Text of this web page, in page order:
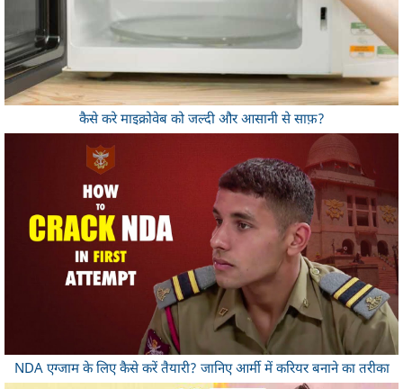
कैसे करे माइक्रोवेब को जल्दी और आसानी से साफ़?
NDA एग्जाम के लिए कैसे करें तैयारी? जानिए आर्मी में करियर बनाने का तरीका